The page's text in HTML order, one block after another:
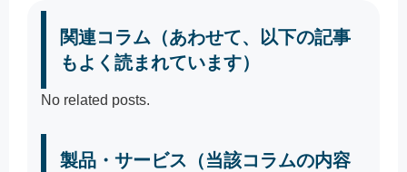
関連コラム（あわせて、以下の記事
もよく読まれています）
No related posts.
製品・サービス（当該コラムの内容